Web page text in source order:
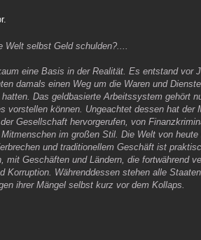
selbst Geld schulden?....
eine Basis in der Realität. Es entstand vor
damals einen Weg um die Waren und
Das geldbasierte Arbeitssystem gehört
können. Ungeachtet dessen hat der
Gesellschaft hervorgerufen, von
im großen Stil. Die Welt von
und traditionellem Geschäft ist
Geschäften und Ländern, die fortwährend
Währenddessen stehen alle
ihrer Mängel selbst kurz vor dem Kollaps.